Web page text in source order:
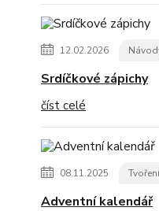
12.02.2026
Srdíčkové zápichy
číst celé
08.11.2025
Adventní kalendář